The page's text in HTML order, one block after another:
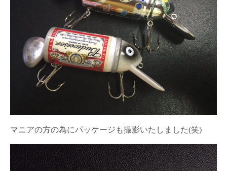
マニアの方の為にパッケージも撮影いたしました(笑)